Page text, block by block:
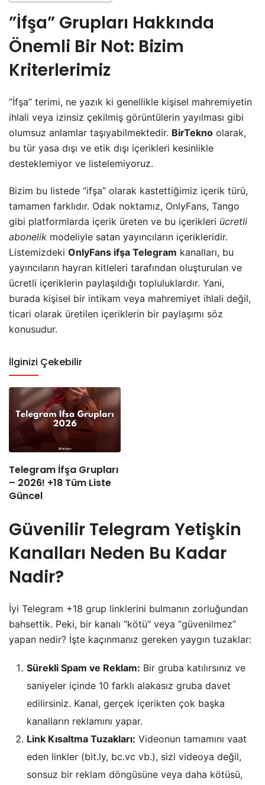
​”İfşa” Grupları Hakkında
Önemli Bir Not: Bizim
Kriterlerimiz
​”İfşa” terimi, ne yazık ki genellikle kişisel mahremiyetin
ihlali veya izinsiz çekilmiş görüntülerin yayılması gibi
olumsuz anlamlar taşıyabilmektedir. BirTekno olarak,
bu tür yasa dışı ve etik dışı içerikleri kesinlikle
desteklemiyor ve listelemiyoruz.
​Bizim bu listede “ifşa” olarak kastettiğimiz içerik türü,
tamamen farklıdır. Odak noktamız, OnlyFans, Tango
gibi platformlarda içerik üreten ve bu içerikleri ücretli
abonelik modeliyle satan yayıncıların içerikleridir.
Listemizdeki OnlyFans ifşa Telegram kanalları, bu
yayıncıların hayran kitleleri tarafından oluşturulan ve
ücretli içeriklerin paylaşıldığı topluluklardır. Yani,
burada kişisel bir intikam veya mahremiyet ihlali değil,
ticari olarak üretilen içeriklerin bir paylaşımı söz
konusudur.
İlginizi Çekebilir
Telegram İfşa Grupları
– 2026! +18 Tüm Liste
Güncel
​Güvenilir Telegram Yetişkin
Kanalları Neden Bu Kadar
Nadir?
​İyi Telegram +18 grup linklerini bulmanın zorluğundan
bahsettik. Peki, bir kanalı “kötü” veya “güvenilmez”
yapan nedir? İşte kaçınmanız gereken yaygın tuzaklar:
Sürekli Spam ve Reklam: Bir gruba katılırsınız ve
saniyeler içinde 10 farklı alakasız gruba davet
edilirsiniz. Kanal, gerçek içerikten çok başka
kanalların reklamını yapar.
Link Kısaltma Tuzakları: Videonun tamamını vaat
eden linkler (bit.ly, bc.vc vb.), sizi videoya değil,
sonsuz bir reklam döngüsüne veya daha kötüsü,